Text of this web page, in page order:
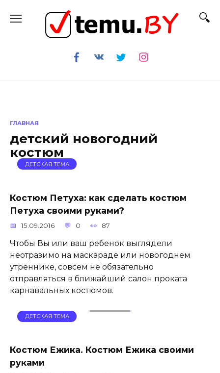
содержанию
ГЛАВНАЯ
детский новогодний
костюм
ДЕТСКАЯ ТЕМА
Костюм Петуха: как сделать костюм
Петуха своими руками?
15.09.2016 0 87
Чтобы Вы или ваш ребенок выглядели
неотразимо на маскараде или новогоднем
утреннике, совсем не обязательно
отправляться в ближайший салон проката
карнавальных костюмов.
ДЕТСКАЯ ТЕМА
Костюм Ежика. Костюм Ежика своими
руками